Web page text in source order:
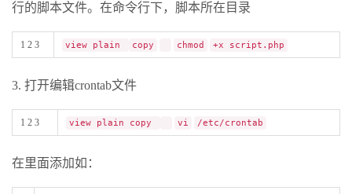
行的脚本文件。在命令行下，脚本所在目录
1 2 3 view plain copy chmod +x script.php
3. 打开编辑crontab文件
1 2 3 view plain copy vi /etc/crontab
在里面添加如：